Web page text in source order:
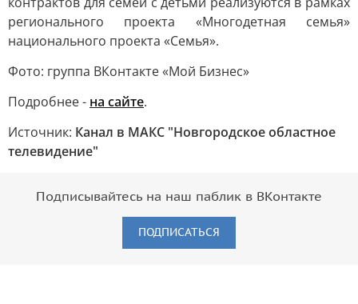
регионального проекта «Многодетная семья»
национального проекта «Семья».
Фото: группа ВКонтакте «Мой Бизнес»
Подробнее - на сайте.
Источник: Канал в МАКС "Новгородское областное
телевидение"
Подписывайтесь на наш паблик в ВКонтакте
ПОДПИСАТЬСЯ